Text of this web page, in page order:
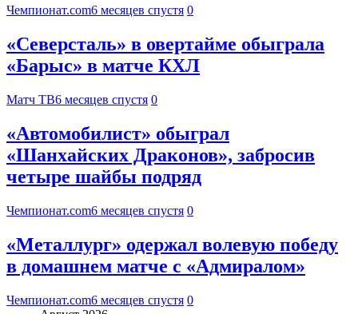
Чемпионат.com6 месяцев спустя 0
«Северсталь» в овертайме обыграла
«Барыс» в матче КХЛ
Матч ТВ6 месяцев спустя 0
«Автомобилист» обыграл
«Шанхайских Драконов», забросив
четыре шайбы подряд
Чемпионат.com6 месяцев спустя 0
«Металлург» одержал волевую победу
в домашнем матче с «Адмиралом»
Чемпионат.com6 месяцев спустя 0